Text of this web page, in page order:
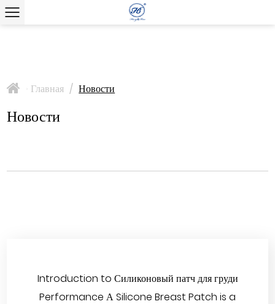
> Главная / Новости
Новости
Introduction to Силиконовый патч для груди
Performance А Silicone Breast Patch is a